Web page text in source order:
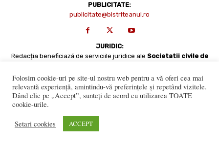
PUBLICITATE:
publicitate@bistriteanul.ro
JURIDIC:
Redacția beneficiază de serviciile juridice ale Societatii civile de
office@gaureanlawyers.ro
Folosim cookie-uri pe site-ul nostru web pentru a vă oferi cea mai
relevantă experiență, amintindu-vă preferințele și repetând vizitele.
Dând clic pe „Accept”, sunteți de acord cu utilizarea TOATE
cookie-urile.
Setari cookies ACCEPT